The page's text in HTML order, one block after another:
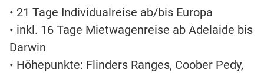
• 21 Tage Individualreise ab/bis Europa
• inkl. 16 Tage Mietwagenreise ab Adelaide bis
Darwin
• Höhepunkte: Flinders Ranges, Coober Pedy,